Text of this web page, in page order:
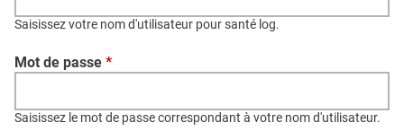
CONTACT
Saisissez votre nom d'utilisateur pour santé log.
Mot de passe *
Saisissez le mot de passe correspondant à votre nom d'utilisateur.